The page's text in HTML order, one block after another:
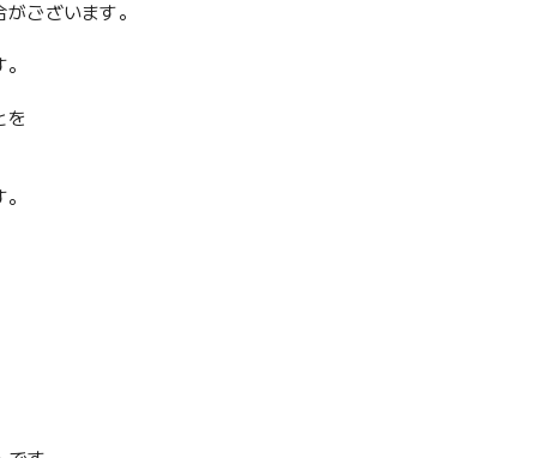
ございます。
を